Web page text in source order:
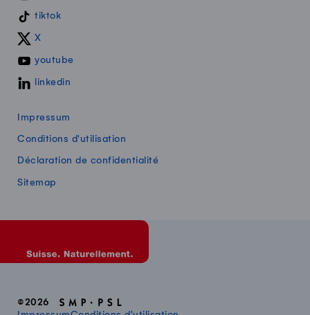
tiktok
X
youtube
linkedin
Impressum
Conditions d'utilisation
Déclaration de confidentialité
Sitemap
©2026